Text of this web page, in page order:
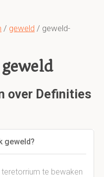
/ geweld / geweld-
over Definities
geweld?
te bewaken